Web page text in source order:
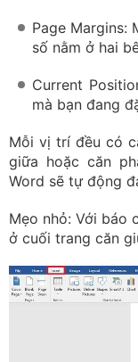
Page Margins:
số nằm ở hai
Current
mà bạn đang
Mỗi vị trí đều có
giữa hoặc căn
Word sẽ tự động
Mẹo nhỏ: Với báo
ở cuối trang căn